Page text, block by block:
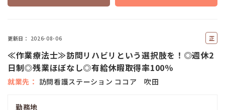
更新日 2026-08-06
正
員
≪作業療法士≫訪問リハビリという選択肢を！◎週休2
日制◎残業ほぼなし◎有給休暇取得率100％
就業先 訪問看護ステーション ココア 吹田
勤務地